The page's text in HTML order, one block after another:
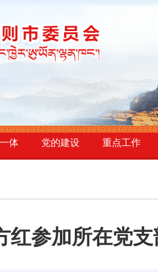
体 党的建设 重点工作
红参加所在党